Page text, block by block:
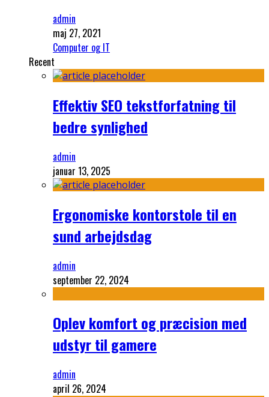
admin
maj 27, 2021
Computer og IT
Recent
Effektiv SEO tekstforfatning til
bedre synlighed
admin
januar 13, 2025
Ergonomiske kontorstole til en
sund arbejdsdag
admin
september 22, 2024
Oplev komfort og præcision med
udstyr til gamere
admin
april 26, 2024